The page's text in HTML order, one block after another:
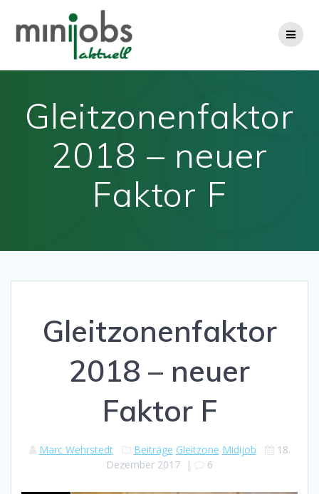
Gleitzonenfaktor
2018 – neuer
Faktor F
Gleitzonenfaktor
2018 – neuer
Faktor F
Marc Wehrstedt Beiträge Gleitzone Midijob
18.
Dezember 2017 | 6